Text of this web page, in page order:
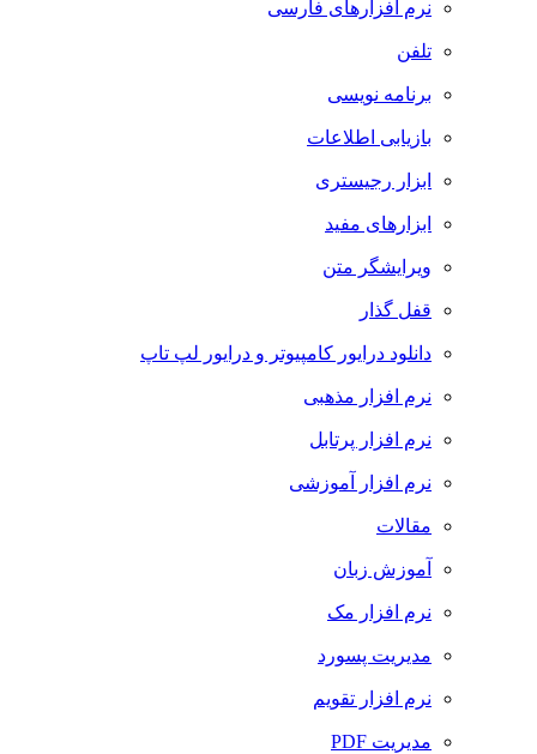
نرم افزارهای فارسی
تلفن
برنامه نویسی
بازیابی اطلاعات
ابزار رجیستری
ابزارهای مفید
ویرایشگر متن
قفل گذار
دانلود درایور کامپیوتر و درایور لپ تاپ
نرم افزار مذهبی
نرم افزار پرتابل
نرم افزار آموزشی
مقالات
آموزش زبان
نرم افزار مک
مدیریت پسورد
نرم افزار تقویم
مدیریت PDF